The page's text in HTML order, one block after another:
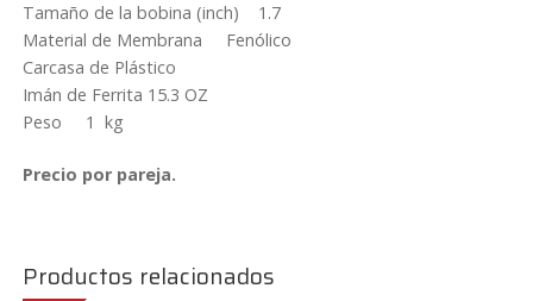
4
L
Tamaño de la bobina (inch) 1.7
Material de Membrana Fenólico
Carcasa de Plástico
Imán de Ferrita 15.3 OZ
Peso 1 kg
Precio por pareja.
Productos relacionados